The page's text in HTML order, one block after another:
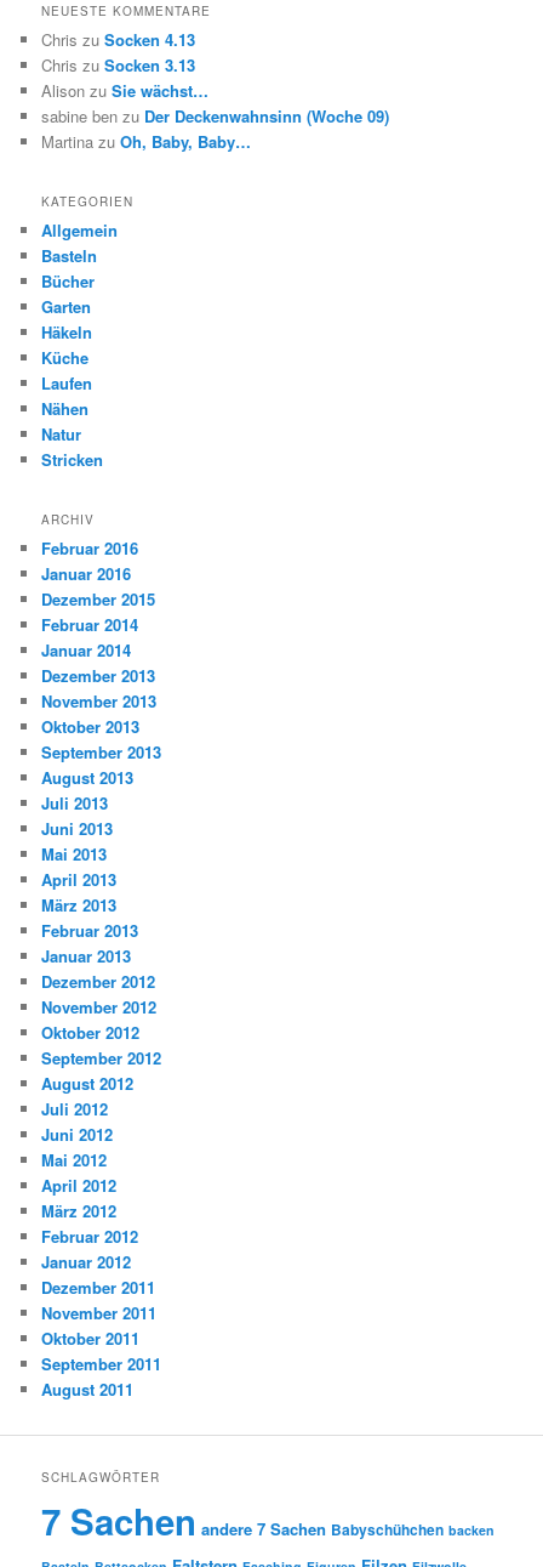
NEUESTE KOMMENTARE
Chris zuSocken 4.13
Chris zuSocken 3.13
Alison zuSie wächst…
sabine ben zu Der Deckenwahnsinn (Woche 09)
Martina zuOh, Baby, Baby…
KATEGORIEN
Allgemein
Basteln
Bücher
Garten
Häkeln
Küche
Laufen
Nähen
Natur
Stricken
ARCHIV
Februar 2016
Januar 2016
Dezember 2015
Februar 2014
Januar 2014
Dezember 2013
November 2013
Oktober 2013
September 2013
August 2013
Juli 2013
Juni 2013
Mai 2013
April 2013
März 2013
Februar 2013
Januar 2013
Dezember 2012
November 2012
Oktober 2012
September 2012
August 2012
Juli 2012
Juni 2012
Mai 2012
April 2012
März 2012
Februar 2012
Januar 2012
Dezember 2011
November 2011
Oktober 2011
September 2011
August 2011
SCHLAGWÖRTER
7 Sachen andere 7 Sachen Babyschühchen backen